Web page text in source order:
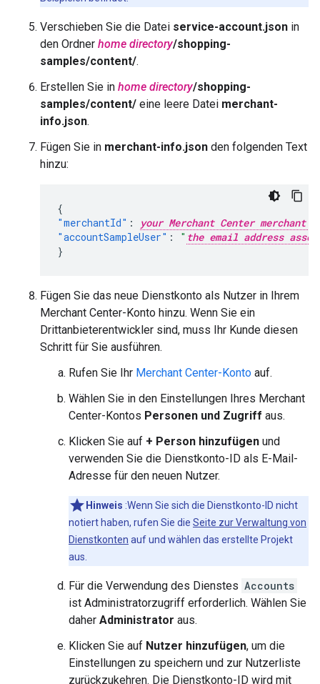
Verschieben Sie die Datei service-account.json in
den Ordner home directory/shopping-
samples/content/.
Erstellen Sie in home directory/shopping-
samples/content/ eine leere Datei merchant-
info.json.
Fügen Sie in merchant-info.json den folgenden Text
hinzu:
{
"merchantId" :
your Merchant Center merchant
"accountSampleUser" : " the email address
}
Fügen Sie das neue Dienstkonto als Nutzer in Ihrem
Merchant Center-Konto hinzu. Wenn Sie ein
Drittanbieterentwickler sind, muss Ihr Kunde diesen
Schritt für Sie ausführen.
Rufen Sie Ihr Merchant Center-Konto auf.
Wählen Sie in den Einstellungen Ihres Merchant
Center-Kontos Personen und Zugriff aus.
Klicken Sie auf + Person hinzufügen und
verwenden Sie die Dienstkonto-ID als E-Mail-
Adresse für den neuen Nutzer.
Hinweis :Wenn Sie sich die Dienstkonto-ID nicht
notiert haben, rufen Sie die Seite zur Verwaltung von
Dienstkonten auf und wählen das erstellte Projekt
aus.
Für die Verwendung des Dienstes Accounts
ist Administratorzugriff erforderlich. Wählen Sie
daher Administrator aus.
Klicken Sie auf Nutzer hinzufügen, um die
Einstellungen zu speichern und zur Nutzerliste
zurückzukehren. Die Dienstkonto-ID wird mit